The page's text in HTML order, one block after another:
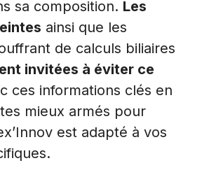
sa composition. Les
ainsi que les
de calculs biliaires
invitées à éviter ce
ces informations clés en
mieux armés pour
est adapté à vos